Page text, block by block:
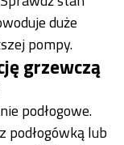
duże
pompy.
grzewczą
podłogowe.
podłogówką lub